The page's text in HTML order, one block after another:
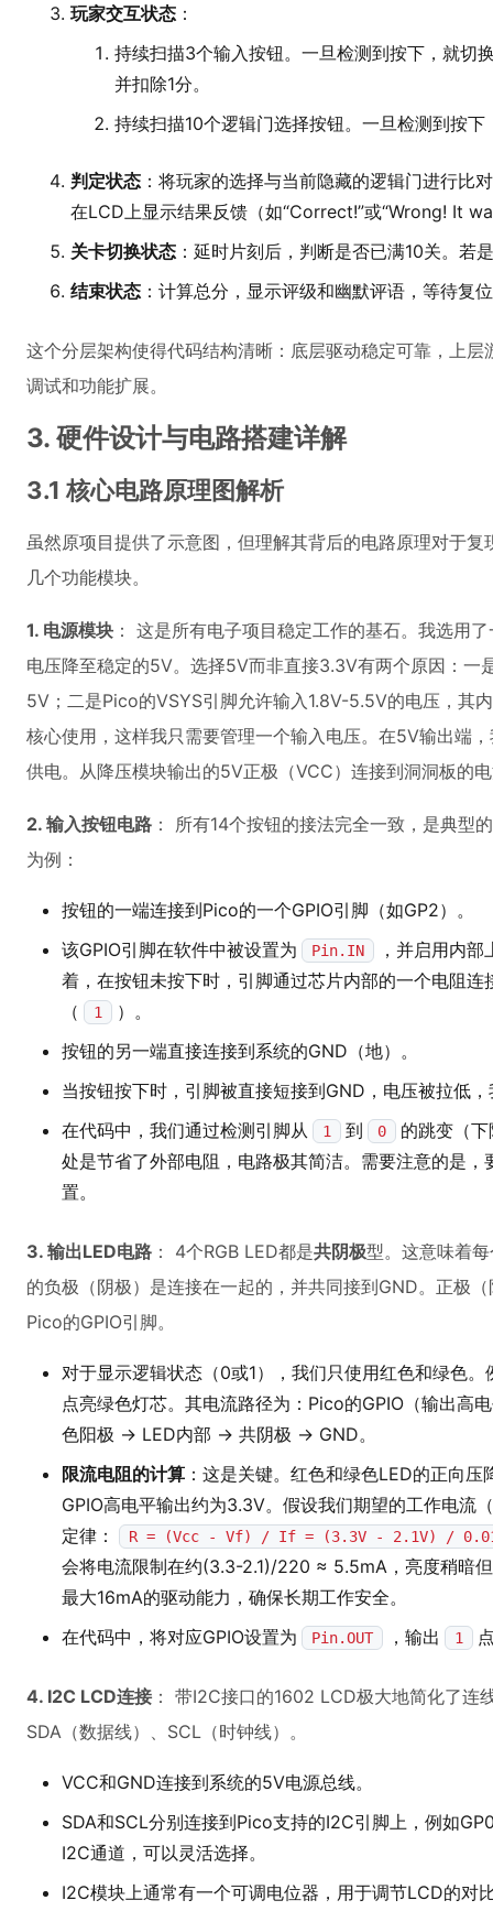
玩家交互状态 ：
持续扫描3个输入按钮。一旦检测到按下，就切
并扣除1分。
持续扫描10个逻辑门选择按钮。一旦检测到按下
判定状态 ：将玩家的选择与当前隐藏的逻辑门进行比
在LCD上显示结果反馈（如“Correct!”或“Wrong! It
关卡切换状态 ：延时片刻后，判断是否已满10关。若
结束状态 ：计算总分，显示评级和幽默评语，等待复
这个分层架构使得代码结构清晰：底层驱动稳定可靠，上
调试和功能扩展。
3. 硬件设计与电路搭建详解
3.1 核心电路原理图解析
虽然原项目提供了示意图，但理解其背后的电路原理对于
几个功能模块。
1. 电源模块 ： 这是所有电子项目稳定工作的基石。我选用
电压降至稳定的5V。选择5V而非直接3.3V有两个原因：一
5V；二是Pico的VSYS引脚允许输入1.8V-5.5V的电压，其
核心使用，这样我只需要管理一个输入电压。在5V输出端
供电。从降压模块输出的5V正极（VCC）连接到洞洞板的
2. 输入按钮电路 ： 所有14个按钮的接法完全一致，是典型的
为例：
按钮的一端连接到Pico的一个GPIO引脚（如GP2）。
该GPIO引脚在软件中被设置为
Pin.IN
，并启用内
着，在按钮未按下时，引脚通过芯片内部的一个电阻
（
1
）。
按钮的另一端直接连接到系统的GND（地）。
当按钮按下时，引脚被直接短接到GND，电压被拉低
在代码中，我们通过检测引脚从
1 到 0
的跳变（
处是节省了外部电阻，电路极其简洁。需要注意的是
置。
3. 输出LED电路 ： 4个RGB LED都是共阴极型。这意味着
的负极（阴极）是连接在一起的，并共同接到GND。正极
Pico的GPIO引脚。
对于显示逻辑状态（0或1），我们只使用红色和绿色。
点亮绿色灯芯。其电流路径为：Pico的GPIO（输出高
色阳极 -> LED内部 -> 共阴极 -> GND。
限流电阻的计算 ：这是关键。红色和绿色LED的正向
GPIO高电平输出约为3.3V。假设我们期望的工作电流
定律：
R = (Vcc - Vf) / If = (3.3V - 2.1V) /
会将电流限制在约(3.3-2.1)/220 ≈ 5.5mA，亮度稍暗
最大16mA的驱动能力，确保长期工作安全。
在代码中，将对应GPIO设置为
Pin.OUT ，输出 1
4. I2C LCD连接 ： 带I2C接口的1602 LCD极大地简化了
SDA（数据线）、SCL（时钟线）。
VCC和GND连接到系统的5V电源总线。
SDA和SCL分别连接到Pico支持的I2C引脚上，例如
I2C通道，可以灵活选择。
I2C模块上通常有一个可调电位器，用于调节LCD的对